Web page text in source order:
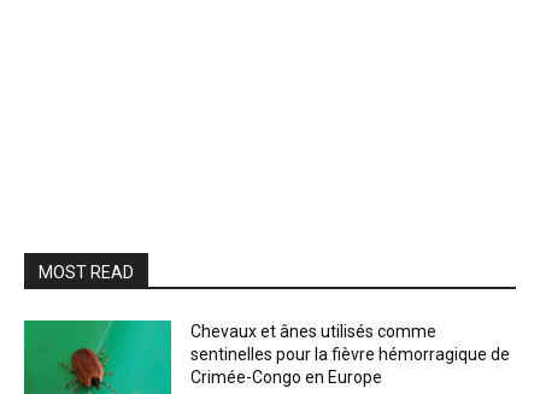
MOST READ
Chevaux et ânes utilisés comme
sentinelles pour la fièvre hémorragique de
Crimée-Congo en Europe